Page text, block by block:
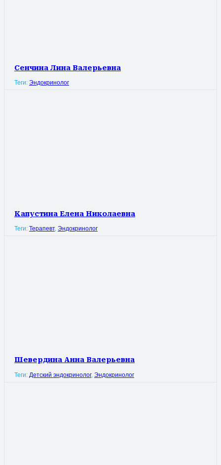
Сенчина Лина Валерьевна
Теги: Эндокринолог
Капустина Елена Николаевна
Теги: Терапевт, Эндокринолог
Шевердина Анна Валерьевна
Теги: Детский эндокринолог, Эндокринолог